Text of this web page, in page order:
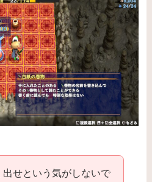
出せという気がしないで